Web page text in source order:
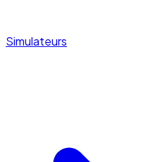
Simulateurs